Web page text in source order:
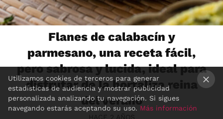
Flanes de calabacín y
parmesano, una receta fácil,
pero sabrosa y lucida, ideal para
disfrutar de la hortaliza reina
del verano
HACE 2 AÑOS
Utilizamos cookies de terceros para generar
estadísticas de audiencia y mostrar publicidad
personalizada analizando tu navegación. Si sigues
navegando estarás aceptando su uso. Más información